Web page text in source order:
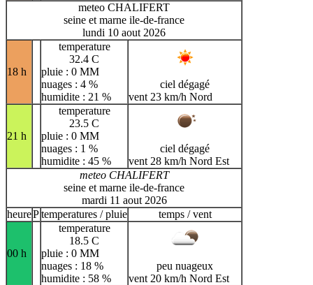
meteo CHALIFERT
seine et marne ile-de-france
lundi 10 aout 2026
18 h
temperature
32.4 C
pluie : 0 MM
nuages : 4 %
humidite : 21 %
ciel dégagé
vent 23 km/h Nord
21 h
temperature
23.5 C
pluie : 0 MM
nuages : 1 %
humidite : 45 %
ciel dégagé
vent 28 km/h Nord Est
meteo CHALIFERT
seine et marne ile-de-france
mardi 11 aout 2026
heurePtemperatures / pluie temps / vent
00 h
temperature
18.5 C
pluie : 0 MM
nuages : 18 %
humidite : 58 %
peu nuageux
vent 20 km/h Nord Est